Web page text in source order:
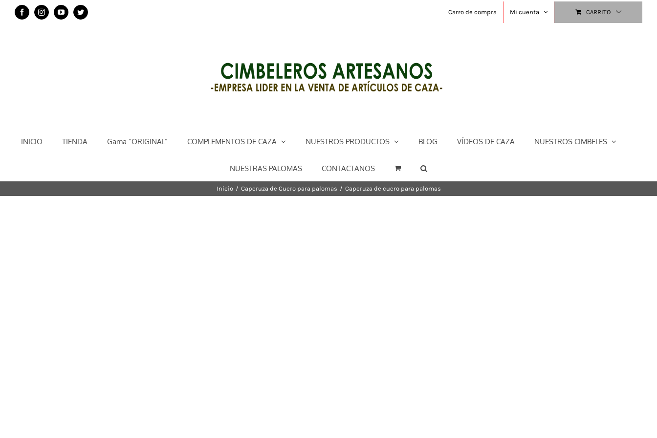
Saltar
FacebookInstagramYouTubeTwitter Carro de compra Mi cuenta CARRITO
INICIO TIENDA Gama “ORIGINAL” COMPLEMENTOS DE CAZA NUESTROS PRODUCTOS BLOG VÍDEOS DE CAZA NUESTROS CIMBELES
NUESTRAS PALOMAS CONTACTANOS
Inicio / Caperuza de Cuero para palomas / Caperuza de cuero para palomas